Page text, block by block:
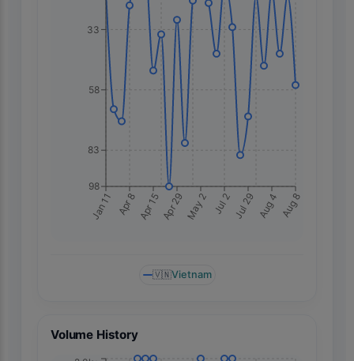
Jan 11 Apr 8 Apr 15Apr 29 May 2 Jul 2 Jul 29 Aug 4 Aug 8
33
58
83
98
🇻🇳Vietnam
Volume History